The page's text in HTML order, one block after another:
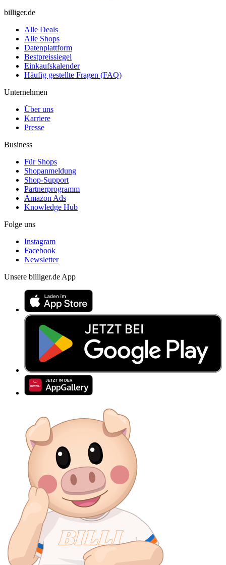
billiger.de
Alle Deals
Alle Shops
Datenplattform
Bestpreissiegel
Einkaufskalender
Häufig gestellte Fragen (FAQ)
Unternehmen
Über uns
Karriere
Presse
Business
Für Shops
Shopanmeldung
Shop-Support
Partnerprogramm
Amazon Ads
Knowledge Hub
Folge uns
Instagram
Facebook
Newsletter
Unsere billiger.de App